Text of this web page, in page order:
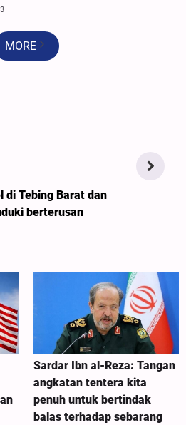
MORE
di Tebing Barat dan
berterusan
Sardar Ibn al-Reza: Tangan
angkatan tentera kita
penuh untuk bertindak
balas terhadap sebarang